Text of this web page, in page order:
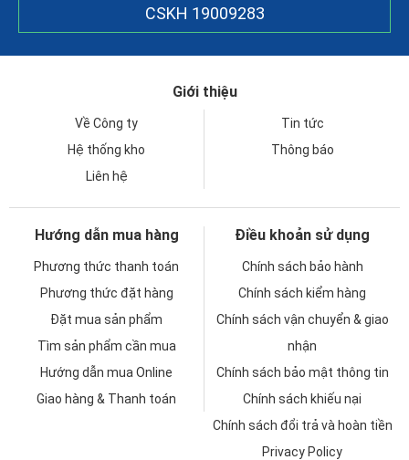
CSKH 19009283
Giới thiệu
Về Công ty
Tin tức
Hệ thống kho
Thông báo
Liên hệ
Hướng dẫn mua hàng
Phương thức thanh toán
Phương thức đặt hàng
Đặt mua sản phẩm
Tìm sản phẩm cần mua
Hướng dẫn mua Online
Giao hàng & Thanh toán
Điều khoản sử dụng
Chính sách bảo hành
Chính sách kiểm hàng
Chính sách vận chuyển & giao
nhận
Chính sách bảo mật thông tin
Chính sách khiếu nại
Chính sách đổi trả và hoàn tiền
Privacy Policy